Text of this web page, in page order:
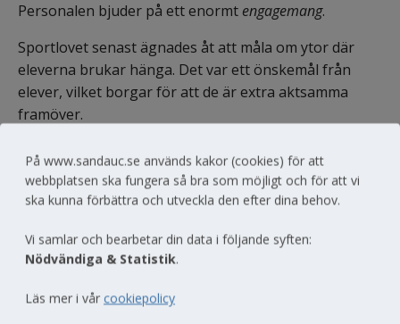
Personalen bjuder på ett enormt engagemang.
Sportlovet senast ägnades åt att måla om ytor där
eleverna brukar hänga. Det var ett önskemål från
elever, vilket borgar för att de är extra aktsamma
framöver.
Hur kan en arbetsdag se ut för dig?
Om dagsprogrammet tillåter börjar dagen med en
kaffestund på Jamilas café (skolcaféet) tillsammans
tidigare chef döpte gruppen till. Gänget består av en
handfull medlemmar, två prospect och några
hangarounds. Samtalen når inte kärnfysiknivå alla
På www.sandauc.se används kakor (cookies) för att
webbplatsen ska fungera så bra som möjligt och för att vi
ska kunna förbättra och utveckla den efter dina behov.
Vi samlar och bearbetar din data i följande syften:
Nödvändiga & Statistik.
Läs mer i vår cookiepolicy